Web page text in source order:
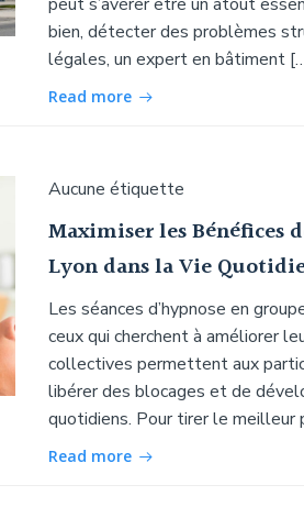
bien, détecter des problèmes
légales, un expert en bâtiment
Read more
Aucune étiquette
Maximiser les Bénéfices
Lyon dans la Vie
Les séances d’hypnose en
ceux qui cherchent à améliorer
collectives permettent aux
libérer des blocages et de
quotidiens. Pour tirer le meilleur
Read more